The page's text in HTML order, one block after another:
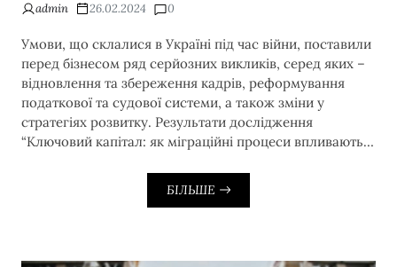
admin 26.02.2024 0
Умови, що склалися в Україні під час війни, поставили
перед бізнесом ряд серйозних викликів, серед яких –
відновлення та збереження кадрів, реформування
податкової та судової системи, а також зміни у
стратегіях розвитку. Результати дослідження
“Ключовий капітал: як міграційні процеси впливають…
БІЛЬШЕ